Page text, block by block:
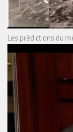
Les prédictions du